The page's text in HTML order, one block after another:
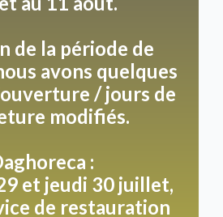
et prépare un menu
Une hôtesse qui ne
compagnie. Dans une
C'est possible à la Villa
adapté à vos besoins, qui
et de vos préférences
de la période de
avons quelques
/ jours de
modifiés.
:
et jeudi 30 juillet,
de restauration